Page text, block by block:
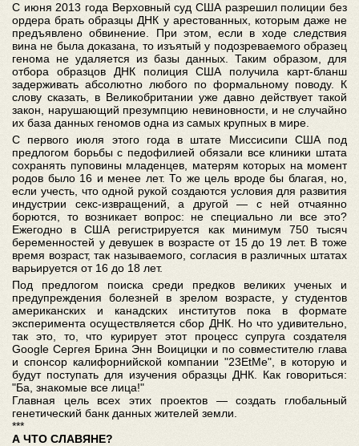
С июня 2013 года Верховный суд США разрешил полиции без
ордера брать образцы ДНК у арестованных, которым даже не
предъявлено обвинение. При этом, если в ходе следствия
вина не была доказана, то изъятый у подозреваемого образец
генома не удаляется из базы данных. Таким образом, для
отбора образцов ДНК полиция США получила карт-бланш
задерживать абсолютно любого по формальному поводу. К
слову сказать, в Великобритании уже давно действует такой
закон, нарушающий презумпцию невиновности, и не случайно
их база данных геномов одна из самых крупных в мире.
С первого июля этого года в штате Миссисипи США под
предлогом борьбы с педофилией обязали все клиники штата
сохранять пуповины младенцев, матерям которых на момент
родов было 16 и менее лет. То же цель вроде бы благая, но,
если учесть, что одной рукой создаются условия для развития
индустрии секс-извращений, а другой — с ней отчаянно
борются, то возникает вопрос: не специально ли все это?
Ежегодно в США регистрируется как минимум 750 тысяч
беременностей у девушек в возрасте от 15 до 19 лет. В тоже
время возраст, так называемого, согласия в различных штатах
варьируется от 16 до 18 лет.
Под предлогом поиска среди предков великих ученых и
предупреждения болезней в зрелом возрасте, у студентов
американских и канадских институтов пока в формате
эксперимента осуществляется сбор ДНК. Но что удивительно,
так это, то, что курирует этот процесс супруга создателя
Google Сергея Брина Энн Воицицки и по совместителю глава
и спонсор калифорнийской компании "23EtMe", в которую и
будут поступать для изучения образцы ДНК. Как говориться:
"Ба, знакомые все лица!"
Главная цель всех этих проектов — создать глобальный
генетический банк данных жителей земли.
***
А ЧТО СЛАВЯНЕ?